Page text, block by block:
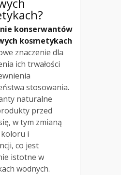
konserwantów
kosmetykach
znaczenie dla
ich trwałości
stosowania.
naturalne
przed
w tym zmianą
koloru i
co jest
istotne w
wodnych.